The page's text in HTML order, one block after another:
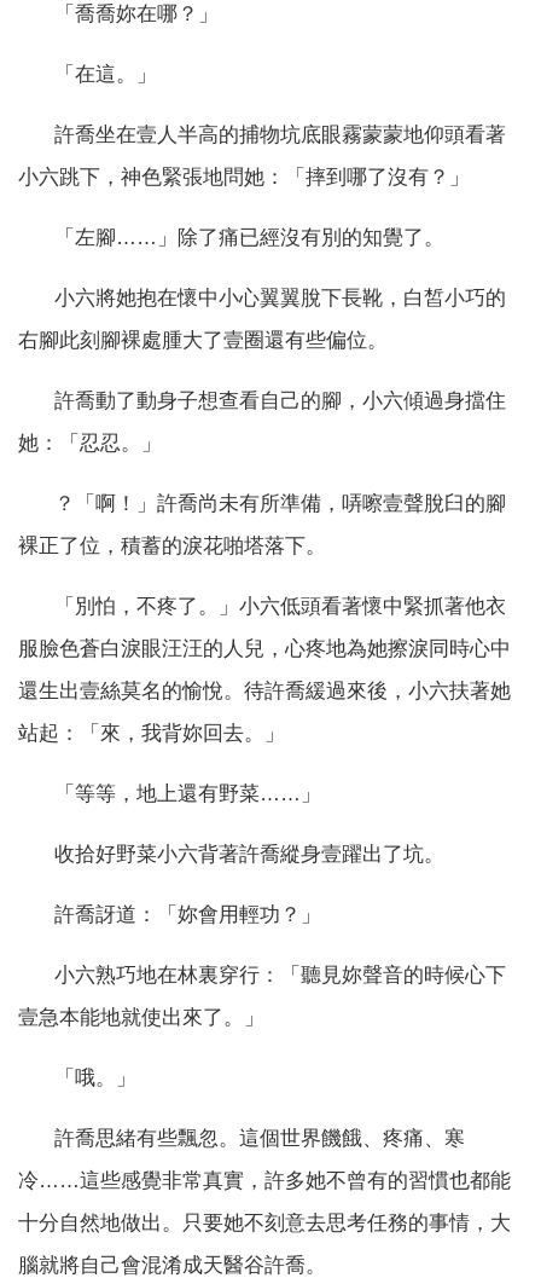
「喬喬妳在哪？」
「在這。」
許喬坐在壹人半高的捕物坑底眼霧蒙蒙地仰頭看著
小六跳下，神色緊張地問她：「摔到哪了沒有？」
「左腳……」除了痛已經沒有別的知覺了。
小六將她抱在懷中小心翼翼脫下長靴，白皙小巧的
右腳此刻腳裸處腫大了壹圈還有些偏位。
許喬動了動身子想查看自己的腳，小六傾過身擋住
她：「忍忍。」
？「啊！」許喬尚未有所準備，哢嚓壹聲脫臼的腳
裸正了位，積蓄的淚花啪塔落下。
「別怕，不疼了。」小六低頭看著懷中緊抓著他衣
服臉色蒼白淚眼汪汪的人兒，心疼地為她擦淚同時心中
還生出壹絲莫名的愉悅。待許喬緩過來後，小六扶著她
站起：「來，我背妳回去。」
「等等，地上還有野菜……」
收拾好野菜小六背著許喬縱身壹躍出了坑。
許喬訝道：「妳會用輕功？」
小六熟巧地在林裏穿行：「聽見妳聲音的時候心下
壹急本能地就使出來了。」
「哦。」
許喬思緒有些飄忽。這個世界饑餓、疼痛、寒
冷……這些感覺非常真實，許多她不曾有的習慣也都能
十分自然地做出。只要她不刻意去思考任務的事情，大
腦就將自己會混淆成天醫谷許喬。